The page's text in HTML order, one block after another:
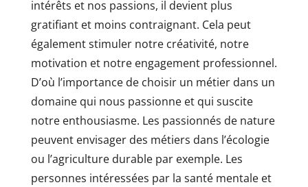
intérêts et nos passions, il devient plus
gratifiant et moins contraignant. Cela peut
également stimuler notre créativité, notre
motivation et notre engagement professionnel.
D’où l’importance de choisir un métier dans un
domaine qui nous passionne et qui suscite
notre enthousiasme. Les passionnés de nature
peuvent envisager des métiers dans l’écologie
ou l’agriculture durable par exemple. Les
personnes intéressées par la santé mentale et